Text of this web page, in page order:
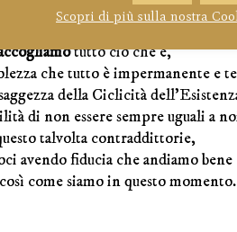
tutto ciò che è,
che tutto è impermanente e
della Ciclicità
di non essere sempre uguali a
talvolta contraddittorie,
avendo fiducia che andiamo bene
come siamo in questo momento.
Scopri di più sulla nostra